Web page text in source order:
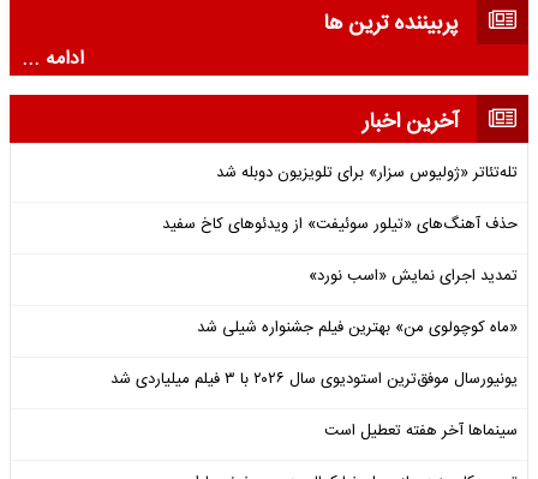
پربیننده ترین ها
ادامه ...
آخرین اخبار
تله‌تئاتر «ژولیوس سزار» برای تلویزیون دوبله شد
حذف آهنگ‌های «تیلور سوئیفت» از ویدئوهای کاخ سفید
تمدید اجرای نمایش «اسب نورد»
«ماه کوچولوی من» بهترین فیلم جشنواره شیلی شد
یونیورسال موفق‌ترین استودیوی سال ۲۰۲۶ با ۳ فیلم میلیاردی شد
سینماها آخر هفته تعطیل است